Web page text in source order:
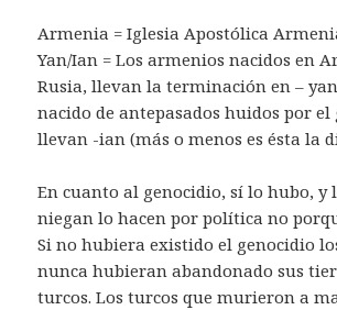
Armenia = Iglesia Apostólica
Yan/Ian = Los armenios nacidos en
Rusia, llevan la terminación en –
nacido de antepasados huidos por el
llevan -ian (más o menos es ésta la
En cuanto al genocidio, sí lo hubo, y
niegan lo hacen por política no
Si no hubiera existido el genocidio
nunca hubieran abandonado sus
turcos. Los turcos que murieron a